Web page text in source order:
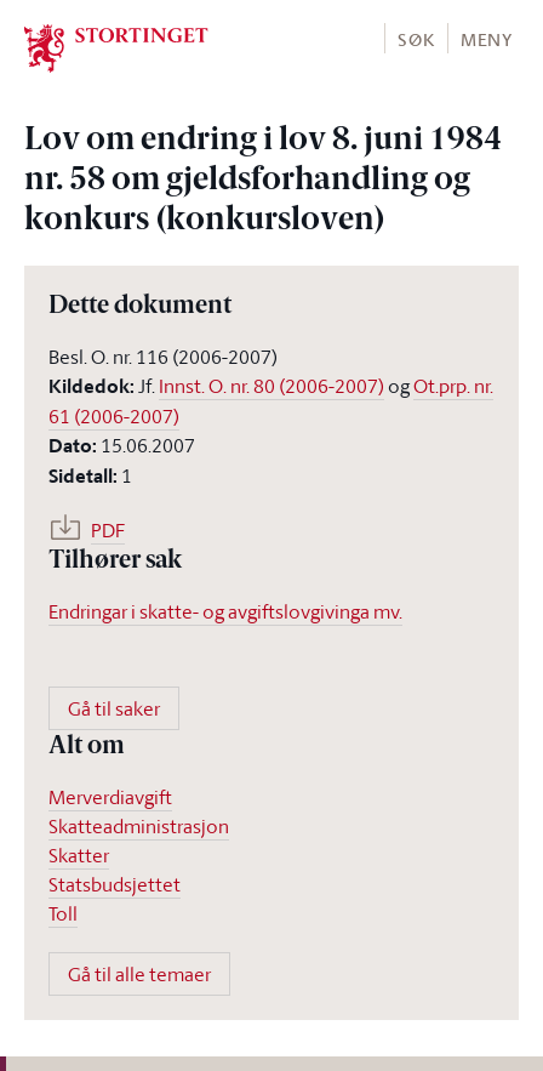
Stortinget.no
SØK MENY
Lov om endring i lov 8. juni 1984
nr. 58 om gjeldsforhandling og
konkurs (konkursloven)
Dette dokument
Besl. O. nr. 116 (2006-2007)
Kildedok:Jf.Innst. O. nr. 80 (2006-2007) ogOt.prp. nr.
61 (2006-2007)
Dato: 15.06.2007
Sidetall: 1
PDF
Tilhører sak
Endringar i skatte- og avgiftslovgivinga mv.
Gå til saker
Alt om
Merverdiavgift
Skatteadministrasjon
Skatter
Statsbudsjettet
Toll
Gå til alle temaer